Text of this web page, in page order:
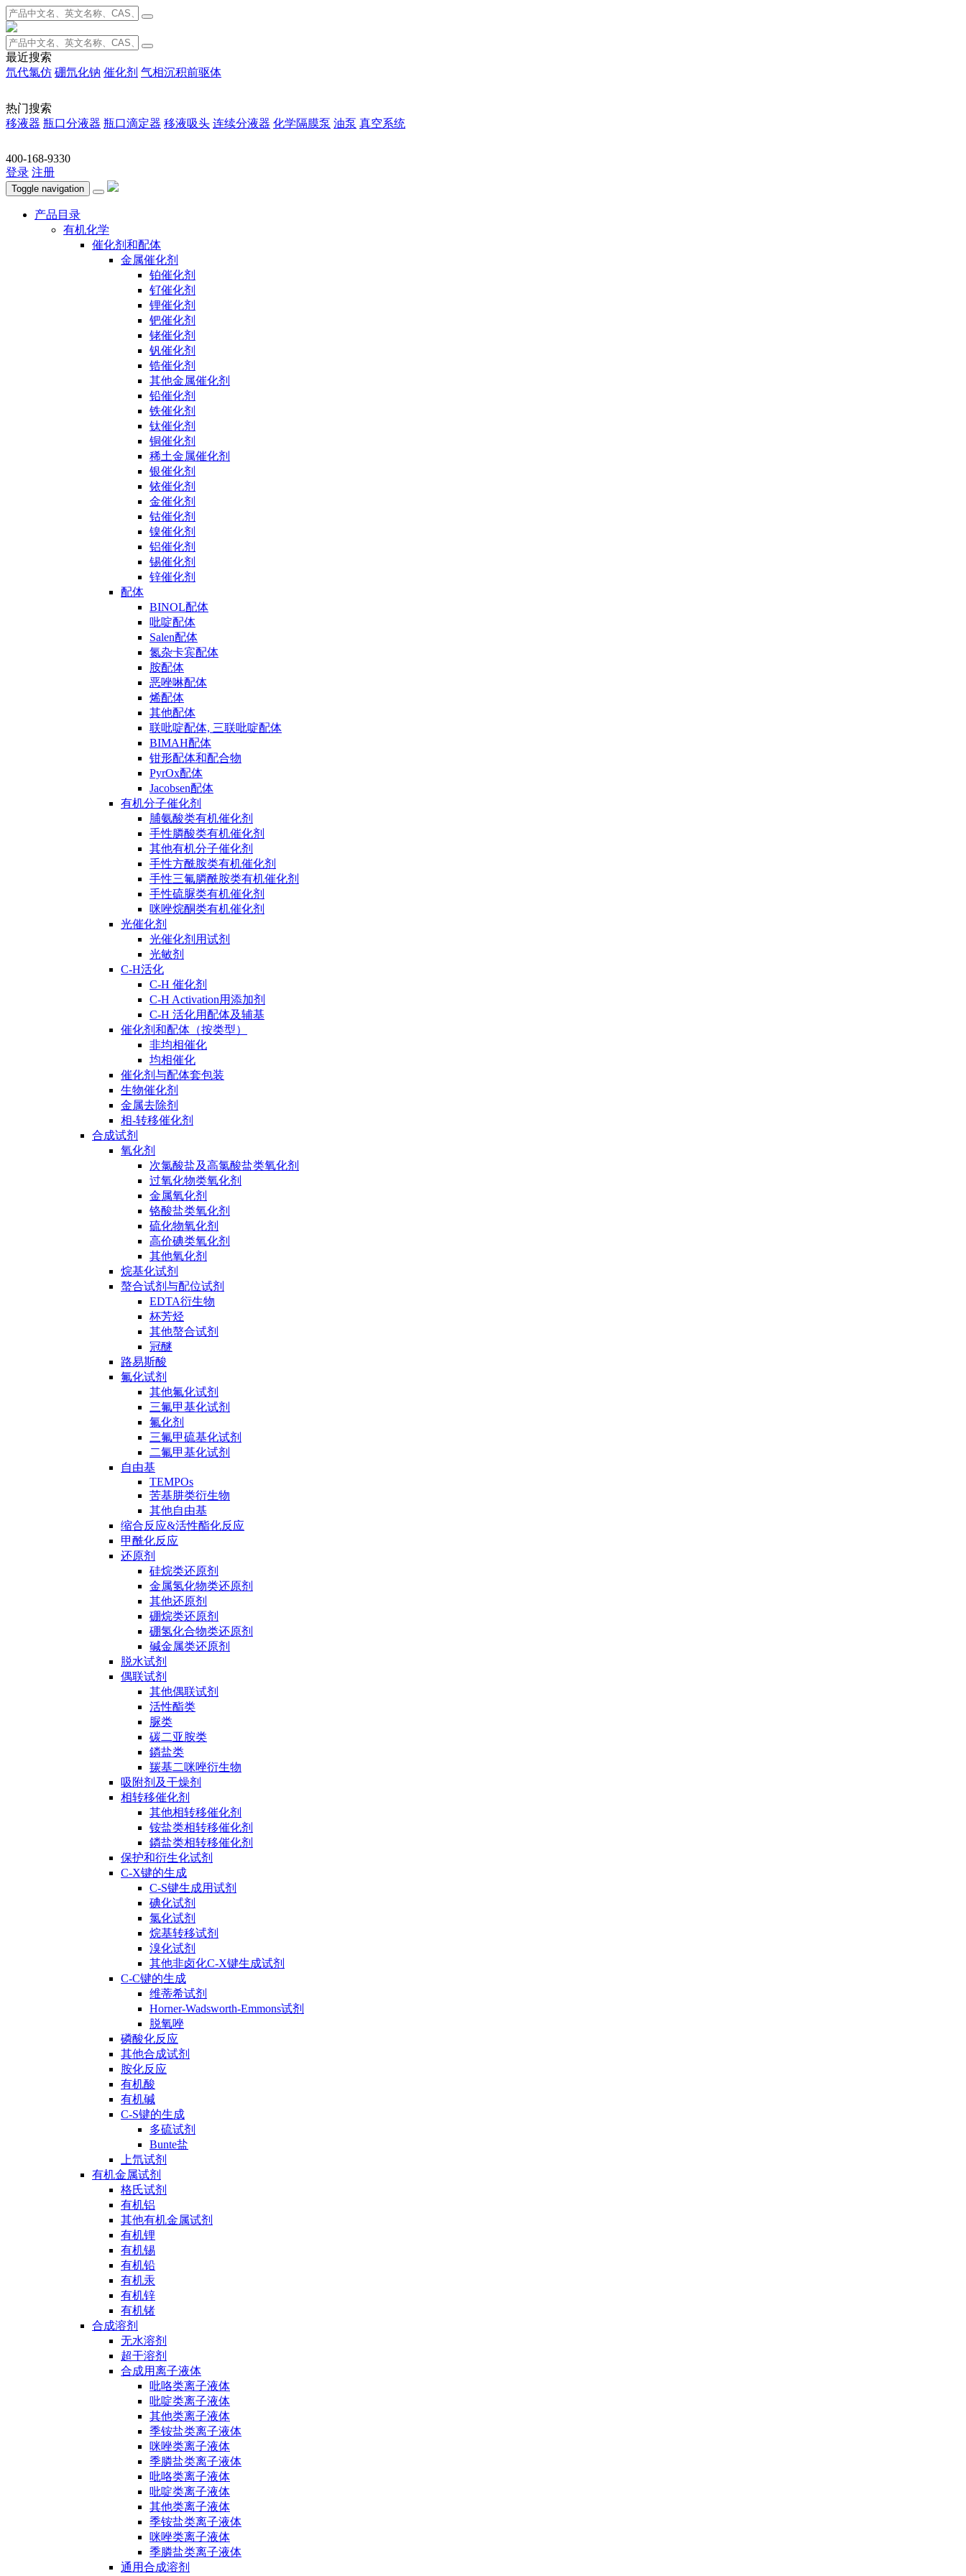
最近搜索
氘代氯仿 硼氘化钠 催化剂 气相沉积前驱体
热门搜索
移液器 瓶口分液器 瓶口滴定器 移液吸头 连续分液器 化学隔膜泵 油泵 真空系统
400-168-9330
登录 注册
Toggle navigation
产品目录
有机化学
催化剂和配体
金属催化剂
铂催化剂
钌催化剂
锂催化剂
钯催化剂
铑催化剂
钒催化剂
锆催化剂
其他金属催化剂
铅催化剂
铁催化剂
钛催化剂
铜催化剂
稀土金属催化剂
银催化剂
铱催化剂
金催化剂
钴催化剂
镍催化剂
铝催化剂
锡催化剂
锌催化剂
配体
BINOL配体
吡啶配体
Salen配体
氮杂卡宾配体
胺配体
恶唑啉配体
烯配体
其他配体
联吡啶配体, 三联吡啶配体
BIMAH配体
钳形配体和配合物
PyrOx配体
Jacobsen配体
有机分子催化剂
脯氨酸类有机催化剂
手性膦酸类有机催化剂
其他有机分子催化剂
手性方酰胺类有机催化剂
手性三氟膦酰胺类有机催化剂
手性硫脲类有机催化剂
咪唑烷酮类有机催化剂
光催化剂
光催化剂用试剂
光敏剂
C-H活化
C-H 催化剂
C-H Activation用添加剂
C-H 活化用配体及辅基
催化剂和配体（按类型）
非均相催化
均相催化
催化剂与配体套包装
生物催化剂
金属去除剂
相-转移催化剂
合成试剂
氧化剂
次氯酸盐及高氯酸盐类氧化剂
过氧化物类氧化剂
金属氧化剂
铬酸盐类氧化剂
硫化物氧化剂
高价碘类氧化剂
其他氧化剂
烷基化试剂
螯合试剂与配位试剂
EDTA衍生物
杯芳烃
其他螯合试剂
冠醚
路易斯酸
氟化试剂
其他氟化试剂
三氟甲基化试剂
氟化剂
三氟甲硫基化试剂
二氟甲基化试剂
自由基
TEMPOs
苦基肼类衍生物
其他自由基
缩合反应&活性酯化反应
甲酰化反应
还原剂
硅烷类还原剂
金属氢化物类还原剂
其他还原剂
硼烷类还原剂
硼氢化合物类还原剂
碱金属类还原剂
脱水试剂
偶联试剂
其他偶联试剂
活性酯类
脲类
碳二亚胺类
鏻盐类
羰基二咪唑衍生物
吸附剂及干燥剂
相转移催化剂
其他相转移催化剂
铵盐类相转移催化剂
鏻盐类相转移催化剂
保护和衍生化试剂
C-X键的生成
C-S键生成用试剂
碘化试剂
氯化试剂
烷基转移试剂
溴化试剂
其他非卤化C-X键生成试剂
C-C键的生成
维蒂希试剂
Horner-Wadsworth-Emmons试剂
脱氧唑
磷酸化反应
其他合成试剂
胺化反应
有机酸
有机碱
C-S键的生成
多硫试剂
Bunte盐
上氘试剂
有机金属试剂
格氏试剂
有机铝
其他有机金属试剂
有机锂
有机锡
有机铅
有机汞
有机锌
有机锗
合成溶剂
无水溶剂
超干溶剂
合成用离子液体
吡咯类离子液体
吡啶类离子液体
其他类离子液体
季铵盐类离子液体
咪唑类离子液体
季膦盐类离子液体
吡咯类离子液体
吡啶类离子液体
其他类离子液体
季铵盐类离子液体
咪唑类离子液体
季膦盐类离子液体
通用合成溶剂